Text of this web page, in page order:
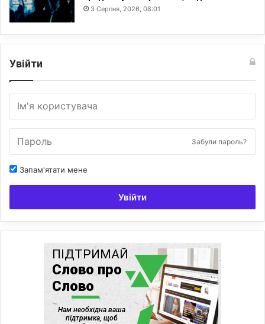
3 Серпня, 2026, 08:01
Увійти
Забули пароль?
Запам'ятати мене
Увійти